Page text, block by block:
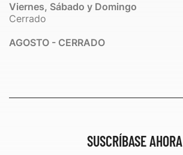
Viernes, Sábado y Domingo
Cerrado
AGOSTO - CERRADO
SUSCRÍBASE AHORA